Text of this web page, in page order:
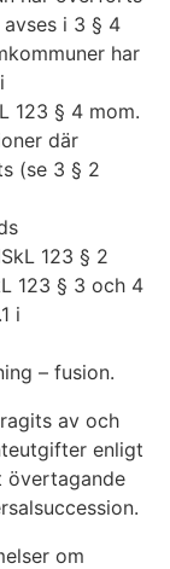
i 3 § 4
har
123 § 4 mom.
där
(se 3 § 2
123 § 2
123 § 3 och 4
i
– fusion.
av och
enligt
övertagande
om